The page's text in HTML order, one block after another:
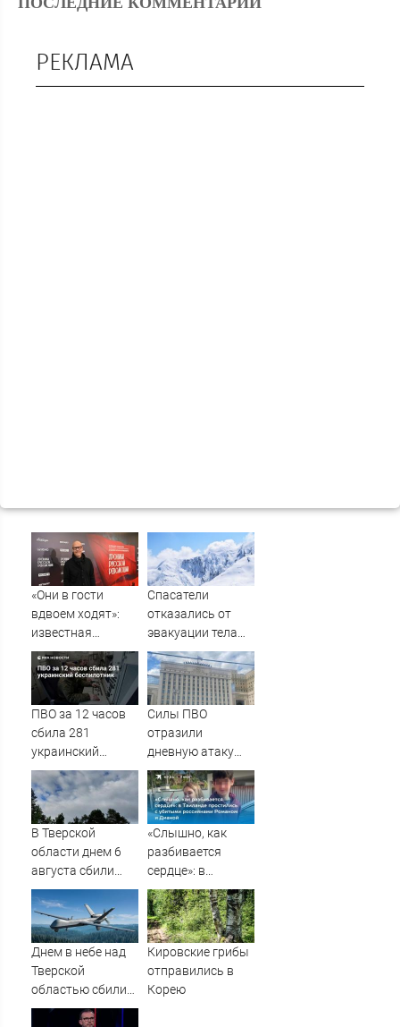
РЕКЛАМА
«Они в гости
вдвоем ходят»:
известная
журналистка
подтвердила
роман
Бондарчука и
Исаковой
Спасатели
отказались от
эвакуации тела
Натальи
Наговицыной с
семитысячника
ПВО за 12 часов
сбила 281
украинский
беспилотник
Силы ПВО
отразили
дневную атаку
БПЛА на
Рязанскую
область
В Тверской
области днем 6
августа сбили
украинские БПЛА
«Слышно, как
разбивается
сердце»: в
Таиланде
простились с
убитыми
россиянами
Дианой
Днем в небе над
Тверской
областью сбили
БПЛА
Кировские грибы
отправились в
Корею